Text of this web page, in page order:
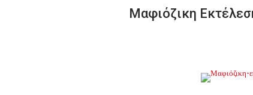
Μαφιόζικη